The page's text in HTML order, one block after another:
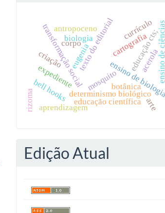
texto do editorial
eugenia
ensino de biologia
determinismo biológico
transformação social
antropoceno
expediente
educação cts;ensino de ciências
educação científica
bell hooks
biologia
aprendizagem
mosquito
cartografia
botânica
currículo
acerola
rizoma arte
corpo
criação
Edição Atual